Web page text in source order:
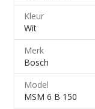
Kleur
Wit
Merk
Bosch
Model
MSM 6 B 150